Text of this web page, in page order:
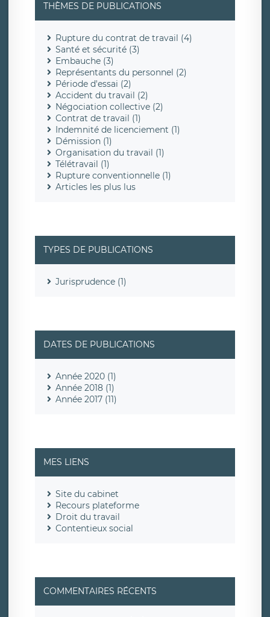
THÈMES DE PUBLICATIONS
Rupture du contrat de travail (4)
Santé et sécurité (3)
Embauche (3)
Représentants du personnel (2)
Période d'essai (2)
Accident du travail (2)
Négociation collective (2)
Contrat de travail (1)
Indemnité de licenciement (1)
Démission (1)
Organisation du travail (1)
Télétravail (1)
Rupture conventionnelle (1)
Articles les plus lus
TYPES DE PUBLICATIONS
Jurisprudence (1)
DATES DE PUBLICATIONS
Année 2020 (1)
Année 2018 (1)
Année 2017 (11)
MES LIENS
Site du cabinet
Recours plateforme
Droit du travail
Contentieux social
COMMENTAIRES RÉCENTS